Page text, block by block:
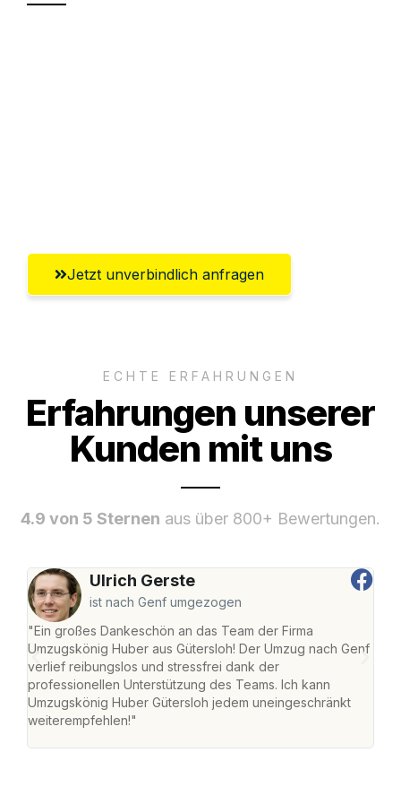
Jetzt unverbindlich anfragen
ECHTE ERFAHRUNGEN
Erfahrungen unserer
Kunden mit uns
4.9 von 5 Sternen aus über 800+ Bewertungen.
Ulrich Gerste
ist nach Genf umgezogen
"Ein großes Dankeschön an das Team der Firma
Umzugskönig Huber aus Gütersloh! Der Umzug nach Genf
verlief reibungslos und stressfrei dank der
professionellen Unterstützung des Teams. Ich kann
Umzugskönig Huber Gütersloh jedem uneingeschränkt
weiterempfehlen!"